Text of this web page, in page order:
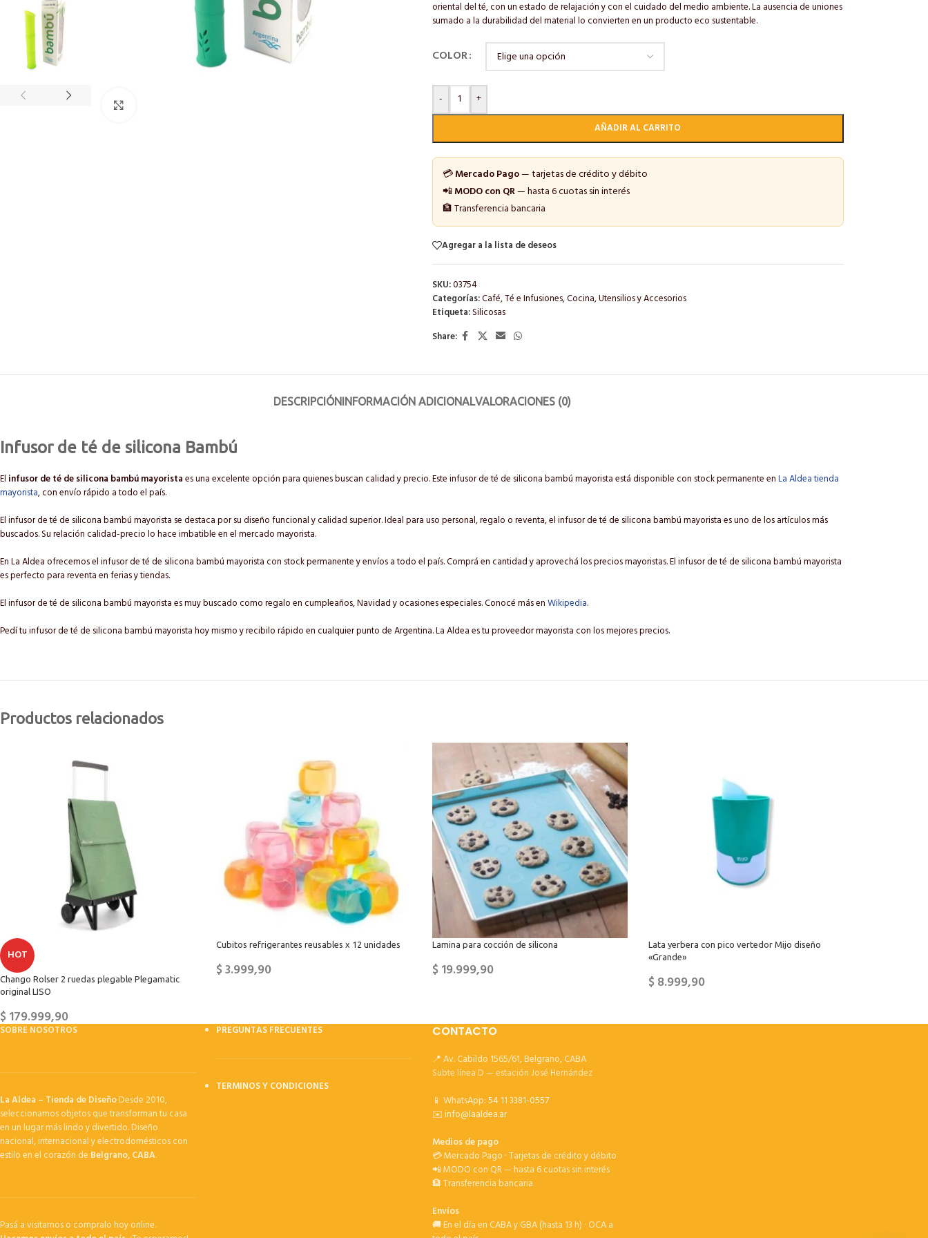
oriental del té, con un estado de relajación y con el cuidado del medio ambiente. La ausencia de uniones
sumado a la durabilidad del material lo convierten en un producto eco sustentable.
COLOR
-
+
AÑADIR AL CARRITO
💳Mercado Pago— tarjetas de crédito y débito
📲MODO con QR— hasta 6 cuotas sin interés
🏦 Transferencia bancaria
Agregar a la lista de deseos
SKU:03754
Categorías:Café, Té e Infusiones,Cocina,Utensilios y Accesorios
Etiqueta:Silicosas
Share:
DESCRIPCIÓNINFORMACIÓN ADICIONALVALORACIONES (0)
Infusor de té de silicona Bambú
El infusor de té de silicona bambú mayoristaes una excelente opción para quienes buscan calidad y precio. Este infusor de té de silicona bambú mayorista está disponible con stock permanente enLa Aldea tienda
mayorista, con envío rápido a todo el país.
El infusor de té de silicona bambú mayorista se destaca por su diseño funcional y calidad superior. Ideal para uso personal, regalo o reventa, el infusor de té de silicona bambú mayorista es uno de los artículos más
buscados. Su relación calidad-precio lo hace imbatible en el mercado mayorista.
En La Aldea ofrecemos el infusor de té de silicona bambú mayorista con stock permanente y envíos a todo el país. Comprá en cantidad y aprovechá los precios mayoristas. El infusor de té de silicona bambú mayorista
es perfecto para reventa en ferias y tiendas.
El infusor de té de silicona bambú mayorista es muy buscado como regalo en cumpleaños, Navidad y ocasiones especiales. Conocé más enWikipedia.
Pedí tu infusor de té de silicona bambú mayorista hoy mismo y recibilo rápido en cualquier punto de Argentina. La Aldea es tu proveedor mayorista con los mejores precios.
Productos relacionados
HOT
Chango Rolser 2 ruedas plegable Plegamatic
original LISO
$179.999,90
Cubitos refrigerantes reusables x 12 unidades
$3.999,90
Lamina para cocción de silicona
$19.999,90
Lata yerbera con pico vertedor Mijo diseño
«Grande»
$8.999,90
SOBRE NOSOTROS
La Aldea – Tienda de DiseñoDesde 2010,
seleccionamos objetos que transforman tu casa
en un lugar más lindo y divertido. Diseño
nacional, internacional y electrodomésticos con
estilo en el corazón de Belgrano, CABA.
Pasá a visitarnos o compralo hoy online.
PREGUNTAS FRECUENTES
TERMINOS Y CONDICIONES
CONTACTO
📍 Av. Cabildo 1565/61, Belgrano, CABA
Subte línea D — estación José Hernández
📱 WhatsApp:54 11 3381-0557
✉️info@laaldea.ar
Medios de pago
💳 Mercado Pago · Tarjetas de crédito y débito
📲 MODO con QR — hasta 6 cuotas sin interés
🏦 Transferencia bancaria
Envíos
🚚 En el día en CABA y GBA (hasta 13 h) · OCA a